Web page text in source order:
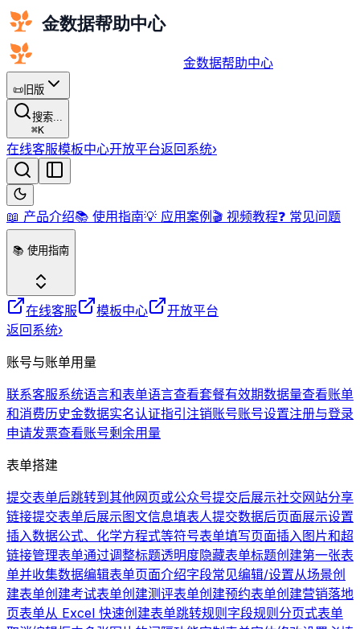
金数据帮助中心
📜 旧版
搜索...
⌘K
在线客服模板中心开放平台返回系统›
📖 产品介绍📚 使用指南💡 应用案例 🎬 视频教程❓ 常见问题
📚 使用指南
在线客服 模板中心
开放平台
返回系统›
账号与账单用量
联系客服系统语言和表单语言查看套餐有效期数据量查看账单
和消费历史金数据实名认证指引注销账号账号设置注册与登录
申请发票查看账号剩余用量
表单搭建
提交表单后跳转到其他网页或公众号提交后展示社交网站分享
链接提交表单后展示图文信息填表人提交数据后页面展示设置
插入数据公式、化学方程式等符号表单填写页面插入图片和超
链接管理表单通过调整标题透明度隐藏表单标题创建第一张表
单并收集数据编辑表单页面介绍字段常见编辑/设置从场景创
建表单创建考试表单创建测评表单创建预约表单创建营销落地
页表单从 Excel 快速创建表单跳转规则字段规则分页式表单